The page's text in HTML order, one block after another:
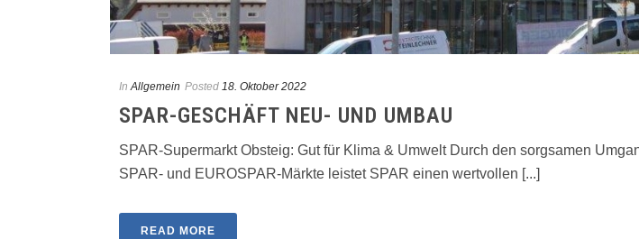
In Allgemein Posted 18. Oktober 2022
SPAR-GESCHÄFT NEU- UND UMBAU
SPAR-Supermarkt Obsteig: Gut für Klima & Umwelt Durch den sorgsamen
SPAR- und EUROSPAR-Märkte leistet SPAR einen wertvollen [...]
READ MORE